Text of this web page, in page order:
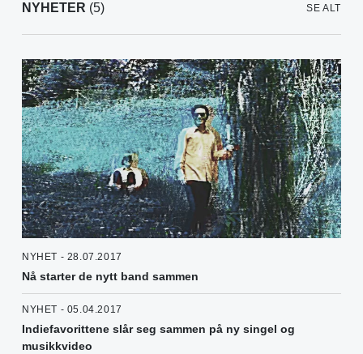
NYHETER (5) SE ALT
NYHET - 28.07.2017
Nå starter de nytt band sammen
NYHET - 05.04.2017
Indiefavorittene slår seg sammen på ny singel og
musikkvideo